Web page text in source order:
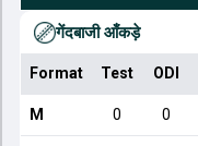
गेंदबाजी आँकड़े
Format Test ODI
M 0 0